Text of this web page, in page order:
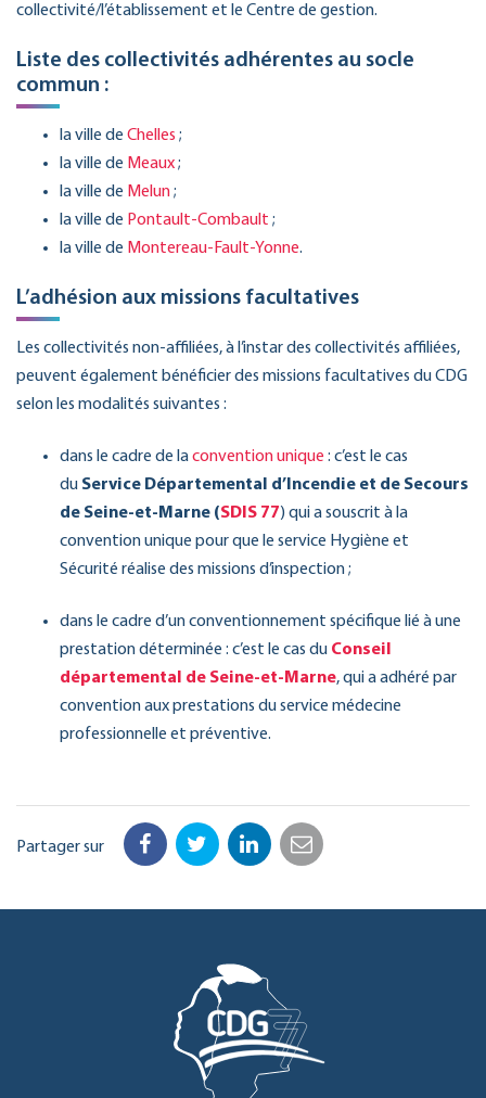
collectivité/l’établissement et le Centre de gestion.
Liste des collectivités adhérentes au socle
commun :
la ville de Chelles ;
la ville de Meaux;
la ville de Melun;
la ville de Pontault-Combault ;
la ville de Montereau-Fault-Yonne.
L’adhésion aux missions facultatives
Les collectivités non-affiliées, à l’instar des collectivités affiliées,
peuvent également bénéficier des missions facultatives du CDG
selon les modalités suivantes :
dans le cadre de laconvention unique : c’est le cas
du Service Départemental d’Incendie et de Secours
de Seine-et-Marne (SDIS 77) qui a souscrit à la
convention unique pour que le service Hygiène et
Sécurité réalise des missions d’inspection ;
dans le cadre d’un conventionnement spécifique lié à une
prestation déterminée : c’est le cas du Conseil
départemental de Seine-et-Marne, qui a adhéré par
convention aux prestations du service médecine
professionnelle et préventive.
Partager sur Facebook
TwitterLinkedIn
Email